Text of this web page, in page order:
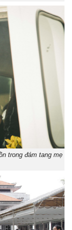
trong đám tang mẹ